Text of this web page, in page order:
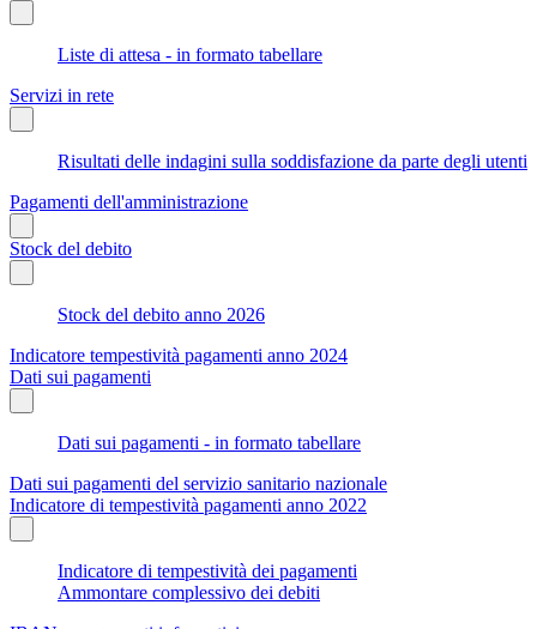
Liste di attesa - in formato tabellare
Servizi in rete
Risultati delle indagini sulla soddisfazione da parte degli utenti
Pagamenti dell'amministrazione
Stock del debito
Stock del debito anno 2026
Indicatore tempestività pagamenti anno 2024
Dati sui pagamenti
Dati sui pagamenti - in formato tabellare
Dati sui pagamenti del servizio sanitario nazionale
Indicatore di tempestività pagamenti anno 2022
Indicatore di tempestività dei pagamenti
Ammontare complessivo dei debiti